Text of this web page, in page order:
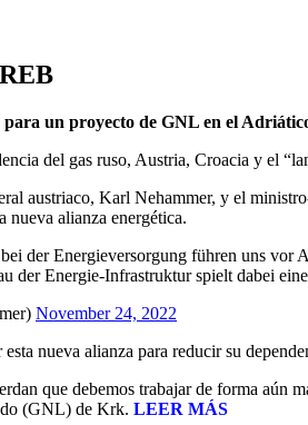
un proyecto de GNL en el
del gas ruso, Austria, Croacia y el
austriaco, Karl Nehammer, y el
nueva alianza energética.
der Energieversorgung führen uns vor
der Energie-Infrastruktur spielt dabei
November 24, 2022
nueva alianza para reducir su
que debemos trabajar de forma aún
(GNL) de Krk. LEER MÁS